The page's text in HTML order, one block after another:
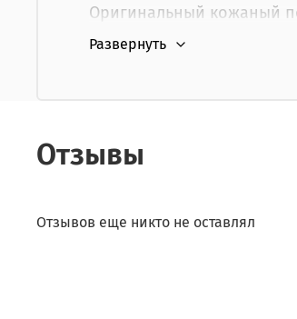
Оригинальный кожаный
называют, "Утекающее
Отзывы
Отзывов еще никто не оставлял